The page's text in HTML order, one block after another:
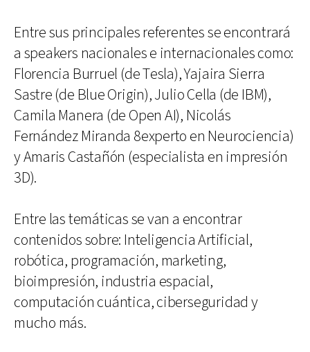
Entre sus principales referentes se encontrará
a speakers nacionales e internacionales como:
Florencia Burruel (de Tesla), Yajaira Sierra
Sastre (de Blue Origin), Julio Cella (de IBM),
Camila Manera (de Open AI), Nicolás
Fernández Miranda 8experto en Neurociencia)
y Amaris Castañón (especialista en impresión
3D).
Entre las temáticas se van a encontrar
contenidos sobre: Inteligencia Artificial,
robótica, programación, marketing,
bioimpresión, industria espacial,
computación cuántica, ciberseguridad y
mucho más.